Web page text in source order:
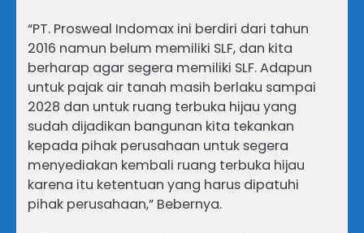
“PT. Prosweal Indomax ini berdiri dari tahun
2016 namun belum memiliki SLF, dan kita
berharap agar segera memiliki SLF. Adapun
untuk pajak air tanah masih berlaku sampai
2028 dan untuk ruang terbuka hijau yang
sudah dijadikan bangunan kita tekankan
kepada pihak perusahaan untuk segera
menyediakan kembali ruang terbuka hijau
karena itu ketentuan yang harus dipatuhi
pihak perusahaan,” Bebernya.